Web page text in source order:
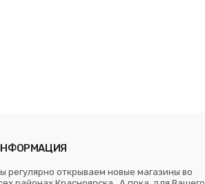
регулярно открываем новые магазины во